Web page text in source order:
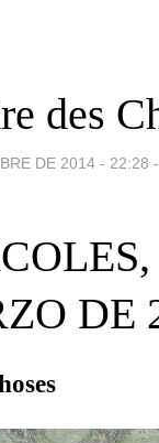
des
DE 2014 - 22:28 -
DE